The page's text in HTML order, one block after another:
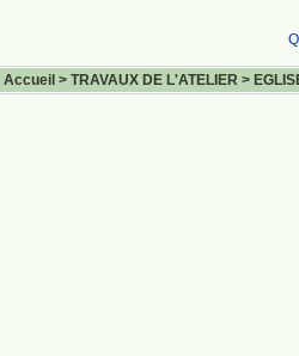
Accueil > TRAVAUX DE L'ATELIER >